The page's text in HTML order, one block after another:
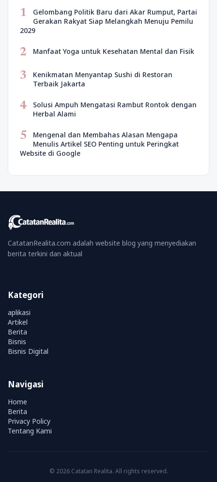
1
Gelombang Politik Baru dari Akar Rumput, Partai
Gerakan Rakyat Siap Melangkah Menuju Pemilu
2029
2 Manfaat Yoga untuk Kesehatan Mental dan Fisik
3
Kenikmatan Menyantap Sushi di Restoran
Terbaik Jakarta
4
Solusi Ampuh Mengatasi Rambut Rontok dengan
Herbal Alami
5
Mengenal dan Membahas Alasan Mengapa
Menulis Artikel SEO Penting untuk Peringkat
Website di Google
CatatanRealita.com adalah website blog yang menyediakan
berita terkini dan aktual
Kategori
aplikasi
Artikel
Berita
Bisnis
Bisnis Digital
Navigasi
Home
Berita
Privacy Policy
Tentang Kami
© 2026 Catatan Realita. All rights reserved.